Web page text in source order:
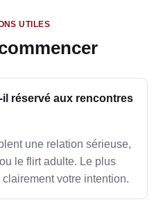
UTILES
il réservé aux rencontres
une relation sérieuse,
le flirt adulte. Le plus
votre intention.